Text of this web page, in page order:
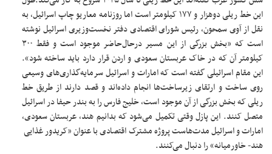
این خط ریلی دو‌هزار و ۱۷۷ کیلومتر است اما روزنامه معاریو چاپ اسرائیل، به
نقل از آوی سمحون، رئیس شورای اقتصادی دفتر نخست‌وزیری اسرائیل نوشته
است که «بخش بزرگی از این مسیر در‌حال‌حاضر موجود است و فقط ۳۰۰
کیلومتر آن که در خاک عربستان سعودی و اردن قرار دارد باید ساخته شود».
این مقام اسرائیلی گفته است که امارات و اسرائیل سرمایه‌گذاری‌های وسیعی
روی ساخت و ارتقای زیرساخت‌ها انجام داده‌اند و قصد دارند از طریق خط
ریلی که بخش بزرگی از آن موجود است، خلیج‌ فارس را به بندر حیفا در اسرائیل
متصل کنند. این پازل وقتی تکمیل می‌شود که بدانیم هند، عربستان سعودی،
امارات و اسرائیل مدت‌هاست پروژه مشترک اقتصادی با عنوان «کریدور غذایی
هند- خاورمیانه» را دنبال می‌کنند.